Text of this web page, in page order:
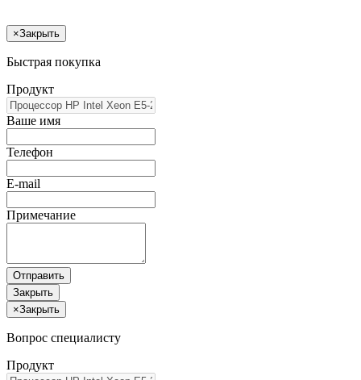
×Закрыть
Быстрая покупка
Продукт
Ваше имя
Телефон
E-mail
Примечание
Отправить
Закрыть
×Закрыть
Вопрос специалисту
Продукт